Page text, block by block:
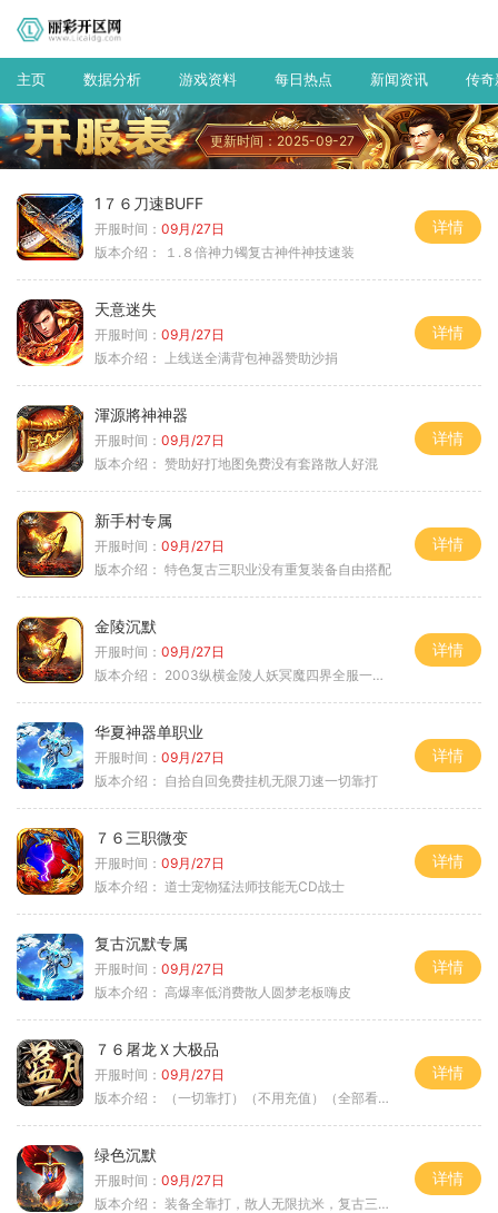
主页 数据分析 游戏资料 每日热点 新闻资讯 传奇
更新时间：2025-09-27
1７６刀速BUFF
开服时间： 09月/27日
版本介绍：
１.８倍神力镯复古神件神技速装
详情
天意迷失
开服时间： 09月/27日
版本介绍：
上线送全满背包神器赞助沙捐
详情
渾源將神神器
开服时间： 09月/27日
版本介绍： 赞助好打地图免费没有套路散人好混
详情
新手村专属
开服时间： 09月/27日
版本介绍： 特色复古三职业没有重复装备自由搭配
详情
金陵沉默
开服时间： 09月/27日
版本介绍： 2003纵横金陵人妖冥魔四界全服一切靠
详情
华夏神器单职业
开服时间： 09月/27日
版本介绍： 自拾自回免费挂机无限刀速一切靠打
详情
７６三职微变
开服时间： 09月/27日
版本介绍： 道士宠物猛法师技能无CD战士
详情
复古沉默专属
开服时间： 09月/27日
版本介绍： 高爆率低消费散人圆梦老板嗨皮
详情
７６屠龙Ｘ大极品
开服时间： 09月/27日
版本介绍：
（一切靠打）（不用充值）（全部看脸）
详情
绿色沉默
开服时间： 09月/27日
版本介绍： 装备全靠打，散人无限抗米，复古三天合区
详情